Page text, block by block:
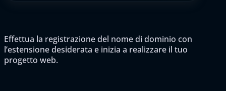
Effettua la registrazione del nome di dominio con
l’estensione desiderata e inizia a realizzare il tuo
progetto web.